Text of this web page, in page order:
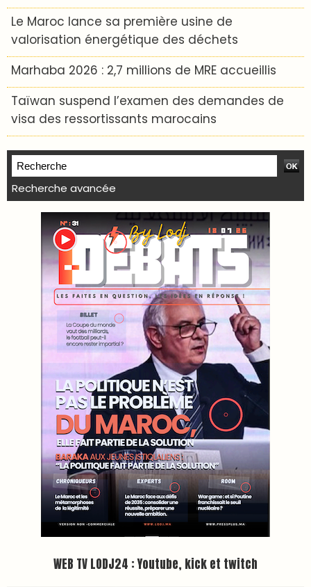
Le Maroc lance sa première usine de
valorisation énergétique des déchets
Marhaba 2026 : 2,7 millions de MRE accueillis
Taïwan suspend l’examen des demandes de
visa des ressortissants marocains
Recherche avancée
WEB TV LODJ24 : Youtube, kick et twitch
Plein écran
Inscription à la newsletter
Plus d'informations sur cette page :